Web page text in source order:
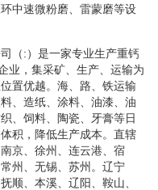
中速微粉磨、雷蒙磨等设
（:）是一家专业生产重钙
业，集采矿、生产、运输为
置优越。海、路、铁运输
、造纸、涂料、油漆、油
、饲料、陶瓷、牙膏等日
积，降低生产成本。直辖
京、徐州、连云港、宿
州、无锡、苏州。辽宁
顺、本溪、辽阳、鞍山、